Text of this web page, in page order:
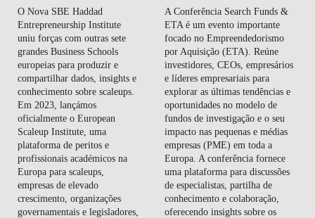
O Nova SBE Haddad
Entrepreneurship Institute
uniu forças com outras sete
grandes Business Schools
europeias para produzir e
compartilhar dados, insights e
conhecimento sobre scaleups.
Em 2023, lançámos
oficialmente o European
Scaleup Institute, uma
plataforma de peritos e
profissionais académicos na
Europa para scaleups,
empresas de elevado
crescimento, organizações
governamentais e legisladores,
A Conferência Search Funds &
ETA é um evento importante
focado no Empreendedorismo
por Aquisição (ETA). Reúne
investidores, CEOs, empresários
e líderes empresariais para
explorar as últimas tendências e
oportunidades no modelo de
fundos de investigação e o seu
impacto nas pequenas e médias
empresas (PME) em toda a
Europa. A conferência fornece
uma plataforma para discussões
de especialistas, partilha de
conhecimento e colaboração,
oferecendo insights sobre os